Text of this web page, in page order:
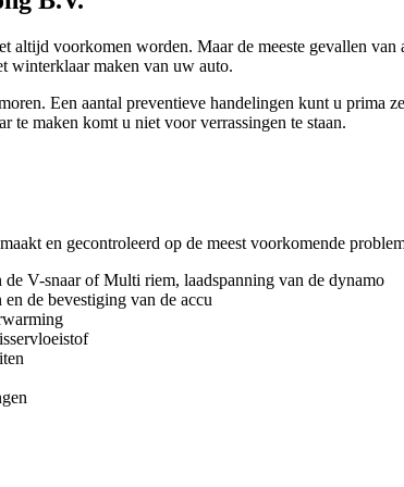
voorkomen worden. Maar de meeste gevallen
winterklaar maken van uw auto.
Een aantal preventieve handelingen kunt u
maken komt u niet voor verrassingen te staan.
en gecontroleerd op de meest voorkomende
V-snaar of Multi riem, laadspanning van de dynamo
de bevestiging van de accu